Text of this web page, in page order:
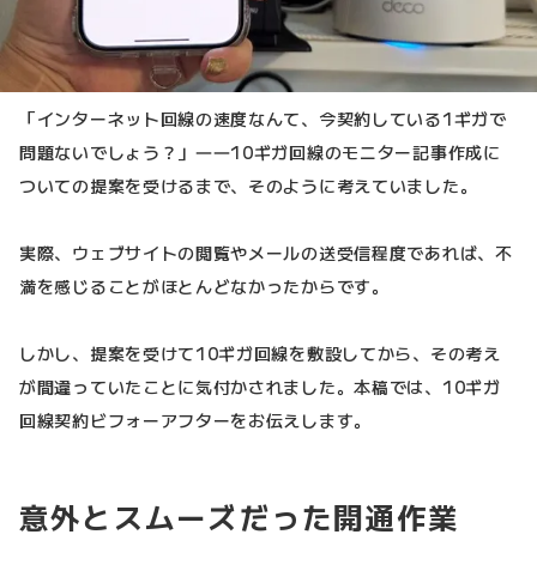
「インターネット回線の速度なんて、今契約している1ギガで
問題ないでしょう？」――10ギガ回線のモニター記事作成に
ついての提案を受けるまで、そのように考えていました。
実際、ウェブサイトの閲覧やメールの送受信程度であれば、不
満を感じることがほとんどなかったからです。
しかし、提案を受けて10ギガ回線を敷設してから、その考え
が間違っていたことに気付かされました。本稿では、10ギガ
回線契約ビフォーアフターをお伝えします。
意外とスムーズだった開通作業